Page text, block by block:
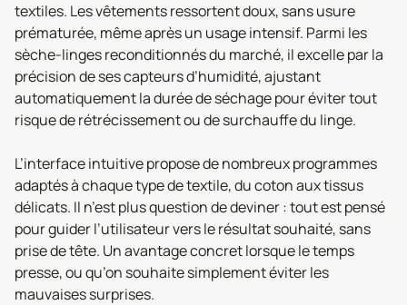
textiles. Les vêtements ressortent doux, sans usure
prématurée, même après un usage intensif. Parmi les
sèche-linges reconditionnés du marché, il excelle par la
précision de ses capteurs d’humidité, ajustant
automatiquement la durée de séchage pour éviter tout
risque de rétrécissement ou de surchauffe du linge.
L’interface intuitive propose de nombreux programmes
adaptés à chaque type de textile, du coton aux tissus
délicats. Il n’est plus question de deviner : tout est pensé
pour guider l’utilisateur vers le résultat souhaité, sans
prise de tête. Un avantage concret lorsque le temps
presse, ou qu’on souhaite simplement éviter les
mauvaises surprises.